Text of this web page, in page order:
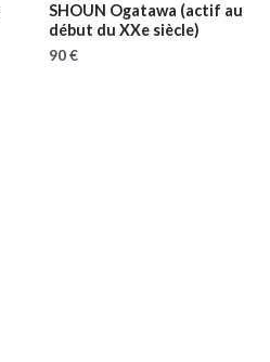
SHOUN Ogatawa (actif au
début du XXe siècle)
90 €